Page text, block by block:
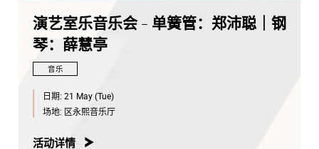
演艺室乐音乐会 - 单簧管：郑沛聪｜钢
琴：薛慧亭
音乐
日期: 21 May (Tue)
场地: 区永熙音乐厅
活动详情